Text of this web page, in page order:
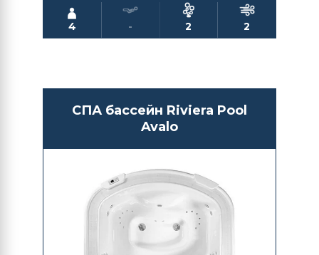
4 - 2 2
СПА бассейн Riviera Pool
Avalo